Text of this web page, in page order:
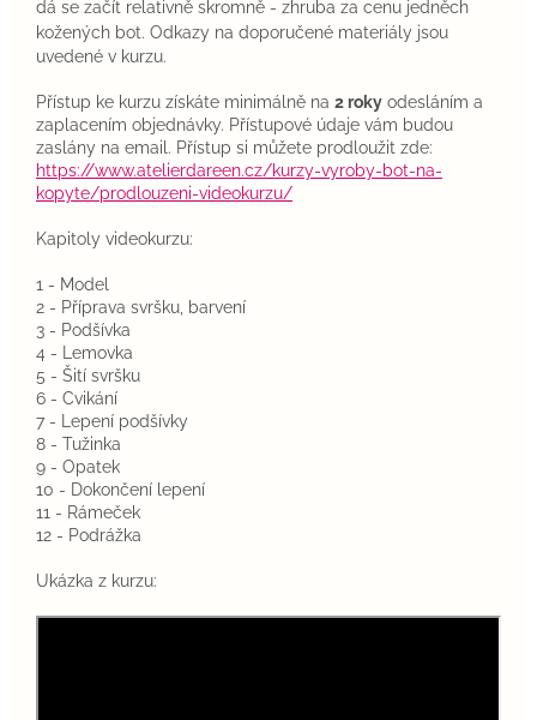
dá se začít relativně skromně - zhruba za cenu jedněch
kožených bot. Odkazy na doporučené materiály jsou
uvedené v kurzu.
Přístup ke kurzu získáte minimálně na 2 roky odesláním a
zaplacením objednávky. Přístupové údaje vám budou
zaslány na email. Přístup si můžete prodloužit zde:
https://www.atelierdareen.cz/kurzy-vyroby-bot-na-
kopyte/prodlouzeni-videokurzu/
Kapitoly videokurzu:
1 - Model
2 - Příprava svršku, barvení
3 - Podšívka
4 - Lemovka
5 - Šití svršku
6 - Cvikání
7 - Lepení podšívky
8 - Tužinka
9 - Opatek
10 - Dokončení lepení
11 - Rámeček
12 - Podrážka
Ukázka z kurzu: